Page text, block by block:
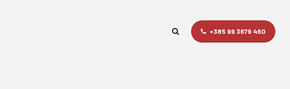
+385 99 3679 460